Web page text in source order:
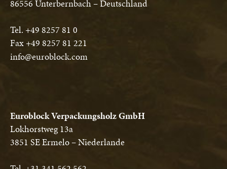
86556 Unterbernbach – Deutschland
Tel. +49 8257 81 0
Fax +49 8257 81 221
info@euroblock.com
Euroblock Verpackungsholz GmbH
Lokhorstweg 13a
3851 SE Ermelo – Niederlande